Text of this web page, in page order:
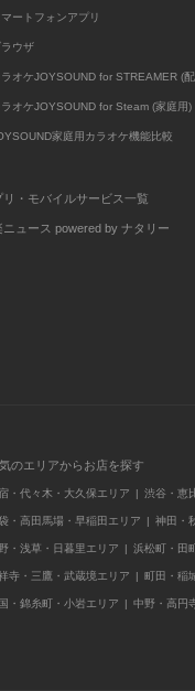
マートフォンアプリ
ラウザ
ラオケJOYSOUND for STREAMER (
ラオケJOYSOUND for Steam (家庭用)
家庭用カラオケ機能比較
リ・モバイルサービス一覧
ニュース powered by ナタリー
気のエリアからお店を探す
・代々木・大久保エリア 渋谷・恵
・高田馬場・早稲田エリア 神田・
野・浅草・日暮里エリア 浜松町・田
寺・三鷹・武蔵境エリア 町田・稲
・錦糸町・小岩エリア 中野・高円